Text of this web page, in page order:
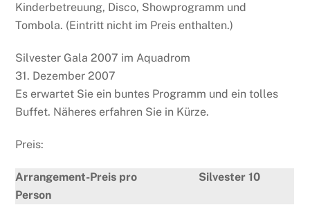
Kinderbetreuung, Disco, Showprogramm und
Tombola. (Eintritt nicht im Preis enthalten.)
Silvester Gala 2007 im Aquadrom
31. Dezember 2007
Es erwartet Sie ein buntes Programm und ein tolles
Buffet. Näheres erfahren Sie in Kürze.
Preis:
Arrangement-Preis pro
Person
Silvester 10